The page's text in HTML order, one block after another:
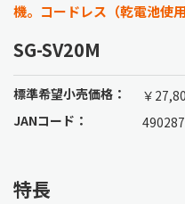
機。コードレス（乾電池使
SG-SV20M
標準希望小売価格：
￥
JANコード：
特長